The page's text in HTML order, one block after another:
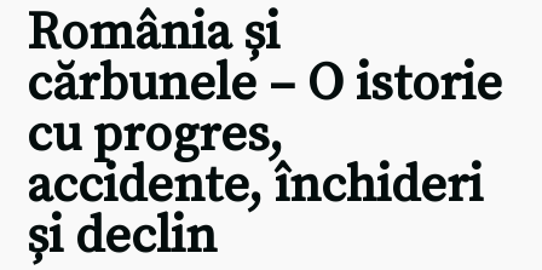
România și
cărbunele – O istorie
cu progres,
accidente, închideri
și declin